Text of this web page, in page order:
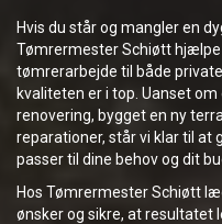
Hvis du står og mangler en
Tømrermester Schiøtt
tømrerarbejde til både
kvaliteten er i top. Uanset
renovering, bygget en ny
reparationer, står vi klar til at
passer til dine behov og dit
Hos Tømrermester Schiøtt
ønsker og sikre, at resultatet